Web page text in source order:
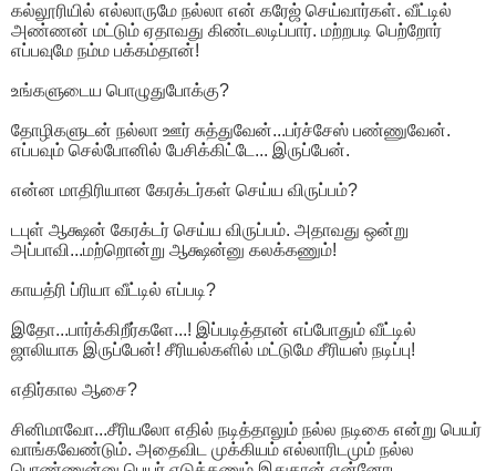
கல்லூரியில் எல்லாருமே நல்லா என் கரேஜ் செய்வார்கள். வீட்டில்
அண்ணன் மட்டும் ஏதாவது கிண்டலடிப்பார். மற்றபடி பெற்றோர்
எப்பவுமே நம்ம பக்கம்தான்!
உங்களுடைய பொழுதுபோக்கு?
தோழிகளுடன் நல்லா ஊர் சுத்துவேன்...பர்ச்சேஸ் பண்ணுவேன்.
எப்பவும் செல்போனில் பேசிக்கிட்டே... இருப்பேன்.
என்ன மாதிரியான கேரக்டர்கள் செய்ய விருப்பம்?
டபுள் ஆக்ஷன் கேரக்டர் செய்ய விருப்பம். அதாவது ஒன்று
அப்பாவி...மற்றொன்று ஆக்ஷன்னு கலக்கணும்!
காயத்ரி ப்ரியா வீட்டில் எப்படி?
இதோ...பார்க்கிறீர்களே...! இப்படித்தான் எப்போதும் வீட்டில்
ஜாலியாக இருப்பேன்! சீரியல்களில் மட்டுமே சீரியஸ் நடிப்பு!
எதிர்கால ஆசை?
சினிமாவோ...சீரியலோ எதில் நடித்தாலும் நல்ல நடிகை என்று பெயர்
வாங்கவேண்டும். அதைவிட முக்கியம் எல்லாரிடமும் நல்ல